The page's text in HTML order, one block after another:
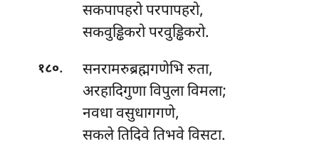
सकपापहरो परपापहरो,
सकवुड्ढिकरो परवुड्ढिकरो.
१८०.
सनरामरुब्रह्मगणेभि रुता,
अरहादिगुणा विपुला विमला;
नवधा वसुधागगणे,
सकले तिदिवे तिभवे विसटा.